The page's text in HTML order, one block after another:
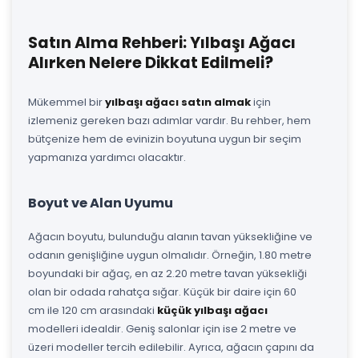
Satın Alma Rehberi: Yılbaşı Ağacı
Alırken Nelere Dikkat Edilmeli?
Mükemmel biryılbaşı ağacı satın almakiçin
izlemeniz gereken bazı adımlar vardır. Bu rehber, hem
bütçenize hem de evinizin boyutuna uygun bir seçim
yapmanıza yardımcı olacaktır.
Boyut ve Alan Uyumu
Ağacın boyutu, bulunduğu alanın tavan yüksekliğine ve
odanın genişliğine uygun olmalıdır. Örneğin, 1.80 metre
boyundaki bir ağaç, en az 2.20 metre tavan yüksekliği
olan bir odada rahatça sığar. Küçük bir daire için 60
cm ile 120 cm arasındaki küçük yılbaşı ağacı
modelleri idealdir. Geniş salonlar için ise 2 metre ve
üzeri modeller tercih edilebilir. Ayrıca, ağacın çapını da